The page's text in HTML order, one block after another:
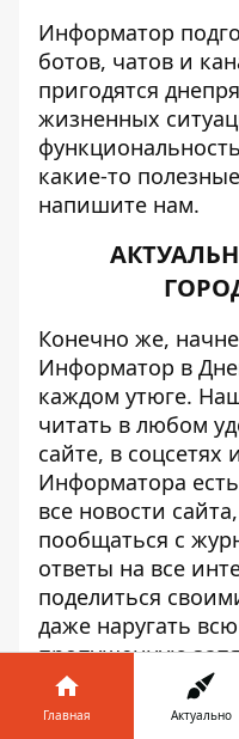
Информатор
ботов, чатов и
пригодятся
жизненных
какие-то
напишите нам.
Конечно же,
Информатор в
каждом утюге.
читать в любом
сайте, в соцсетях
Информатора есть
все новости
пообщаться с
ответы на все
поделиться
даже наругать
пропущенную
особенно
пользователям).
Главная Актуально